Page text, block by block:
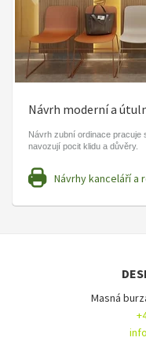
Návrh moderní a
Návrh zubní ordinace pracuje
navozují pocit klidu a důvěry.
Návrhy kanceláří a
Masná